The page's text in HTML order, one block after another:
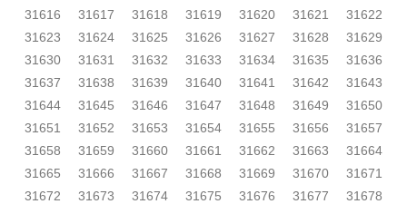
31616
31617 31618 31619 31620 31621
31622
31623
31624 31625 31626 31627 31628
31629
31630
31631 31632 31633 31634 31635
31636
31637
31638 31639 31640 31641 31642
31643
31644
31645 31646 31647 31648 31649
31650
31651
31652 31653 31654 31655 31656
31657
31658
31659 31660 31661 31662 31663
31664
31665
31666 31667 31668 31669 31670
31671
31672
31673 31674 31675 31676 31677
31678